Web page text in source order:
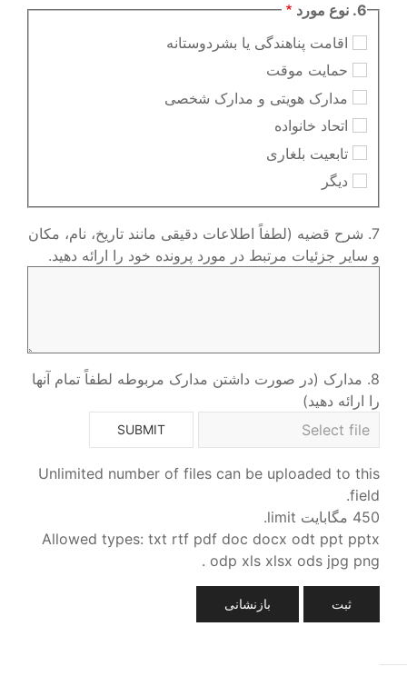
6. نوع مورد
اقامت پناهندگی یا بشردوستانه
حمایت موقت
مدارک هویتی و مدارک شخصی
اتحاد خانواده
تابعیت بلغاری
دیگر
7. شرح قضیه (لطفاً اطلاعات دقیقی مانند تاریخ، نام، مکان
و سایر جزئیات مرتبط در مورد پرونده خود را ارائه دهید.
8. مدارک (در صورت داشتن مدارک مربوطه لطفاً تمام آنها
را ارائه دهید)
SUBMIT
Unlimited number of files can be uploaded to this
field.
450 مگابایت limit.
Allowed types: txt rtf pdf doc docx odt ppt pptx
odp xls xlsx ods jpg png .